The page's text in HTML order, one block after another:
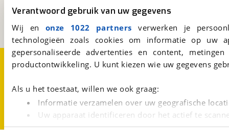
Verantwoord gebruik van uw gegevens
Wij en onze 1022 partners verwerken je
technologieën zoals cookies om informatie op
gepersonaliseerde advertenties en content,
productontwikkeling. U kunt kiezen wie uw gegevens
Als u het toestaat, willen we ook graag:
Informatie verzamelen over uw geografische
Uw apparaat identificeren door het actief te
3981 AJ
Bunnik
Een initiatief van
BOVAG
Over viaBOVAG.nl Disclaimer- en Privacyverklaring
CookievoorkeurenVacatures